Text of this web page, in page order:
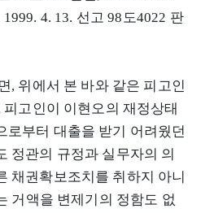
4. 13. 선고 98도4022 판
, 위에서 본 바와 같은 피고인
고인이 이현오의 재정상태
로부터 대출을 받기 어려웠던
정관의 규정과 실무자의 의
채권확보조치를 취하지 아니
거액을 변제기의 정함도 없